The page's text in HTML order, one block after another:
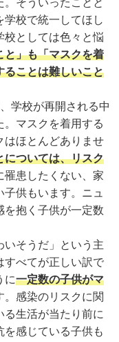
そういったことと
学校で統一してほし
校としては色々と悩
と」も「マスクを着
ることは難しいこと
学校が再開される中
。マスクを着用する
はほとんどありませ
については、リスク
罹患したくない、家
供もいます。ニュ
を抱く子供が一定数
そうだ」という主
すべてが正しい訳で
に一定数の子供がマ
。感染のリスクに関
生活が当たり前に
を感じている子供も